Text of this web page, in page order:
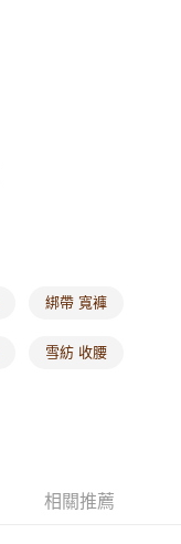
綁帶 寬褲
雪紡 收腰
相關推薦